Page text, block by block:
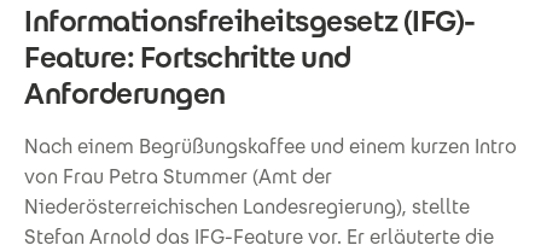
Informationsfreiheitsgesetz (IFG)-
Feature: Fortschritte und
Anforderungen
Nach einem Begrüßungskaffee und einem kurzen Intro
von Frau Petra Stummer (Amt der
Niederösterreichischen Landesregierung), stellte
Stefan Arnold das IFG-Feature vor. Er erläuterte die